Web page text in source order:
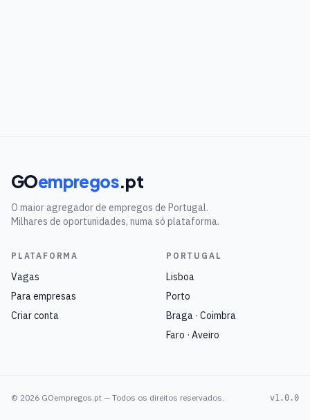
GOempregos.pt
O maior agregador de empregos de Portugal.
Milhares de oportunidades, numa só plataforma.
PLATAFORMA
Vagas
Para empresas
Criar conta
PORTUGAL
Lisboa
Porto
Braga · Coimbra
Faro · Aveiro
© 2026 GOempregos.pt — Todos os direitos reservados. v1.0.0